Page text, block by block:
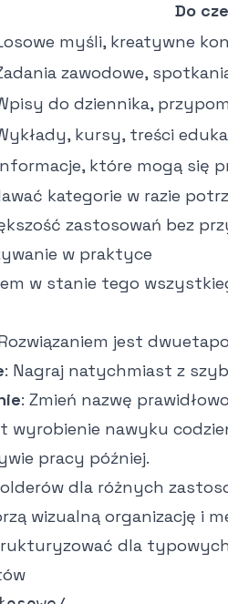
Do
myśli, kreatywne
zawodowe,
do dziennika,
kursy, treści
które mogą się
kategorie w razie
zastosowań bez
w praktyce
w stanie tego
jest
: Nagraj natychmiast z
: Zmień nazwę
wyrobienie nawyku
pracy później.
dla różnych
wizualną organizację i
dla